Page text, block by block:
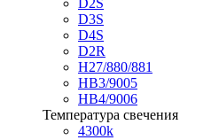
D2S
D3S
D4S
D2R
H27/880/881
HB3/9005
HB4/9006
Температура свечения
4300k